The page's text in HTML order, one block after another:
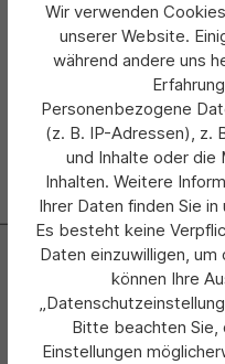
Bewertungen
Abonnieren Sie jetzt
erscheinenden
über neue
Wir verwenden
unserer Website.
während andere uns
Personenbezogene
(z. B. IP-Adressen), z.
und Inhalte oder die
Inhalten. Weitere
Ihrer Daten finden Sie
Es besteht keine
Daten einzuwilligen,
können Ihre
Bitte beachten Sie,
Einstellungen